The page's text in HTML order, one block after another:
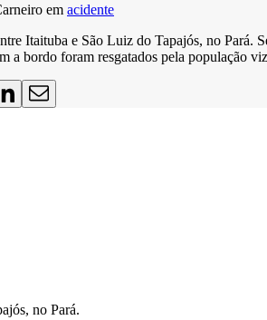
em acidente
Itaituba e São Luiz do Tapajós, no Pará.
a bordo foram resgatados pela população
no Pará.